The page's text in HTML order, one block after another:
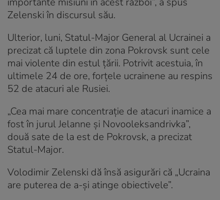
Zelenski în discursul său.
Ulterior, luni, Statul-Major General al Ucrainei a
precizat că luptele din zona Pokrovsk sunt cele
mai violente din estul țării. Potrivit acestuia, în
ultimele 24 de ore, forțele ucrainene au respins
52 de atacuri ale Rusiei.
„Cea mai mare concentraţie de atacuri inamice a
fost în jurul Jelanne şi Novooleksandrivka”,
două sate de la est de Pokrovsk, a precizat
Statul-Major.
Volodimir Zelenski dă însă asigurări că „Ucraina
are puterea de a-şi atinge obiectivele”.